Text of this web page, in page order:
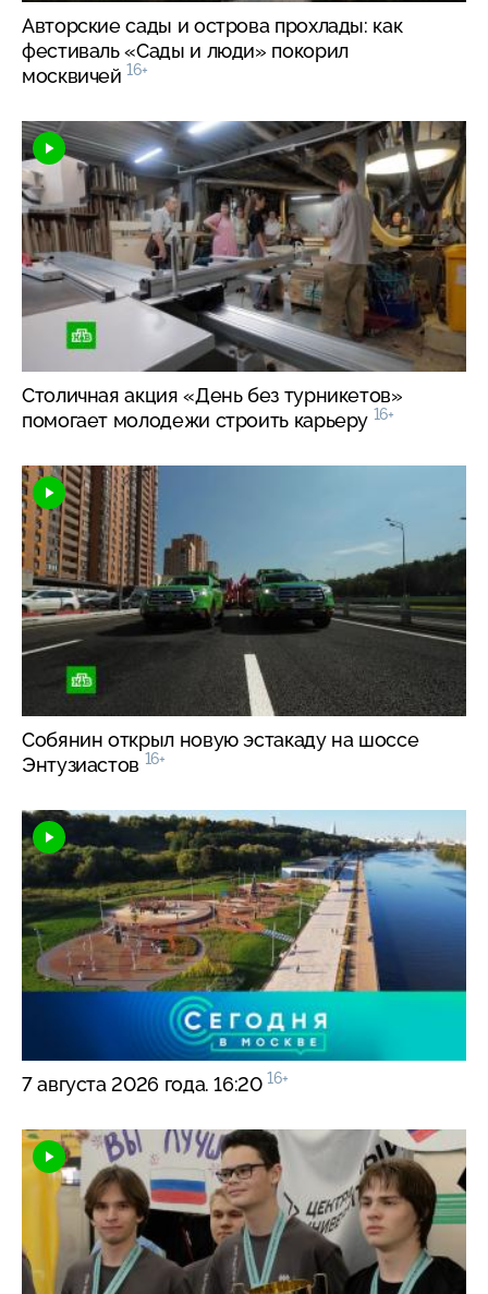
Авторские сады и острова прохлады: как
фестиваль «Сады и люди» покорил
москвичей 16+
Столичная акция «День без турникетов»
помогает молодежи строить карьеру 16+
Собянин открыл новую эстакаду на шоссе
Энтузиастов 16+
7 августа 2026 года. 16:20 16+